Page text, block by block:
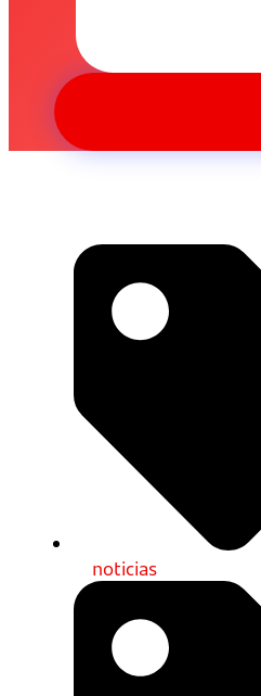
noticias